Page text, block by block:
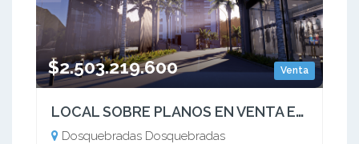
Venta
$2.503.219.600
LOCAL SOBRE PLANOS EN VENTA EN MALL UBICADO EN DOSQUEBRADAS RISARALDA
Dosquebradas Dosquebradas